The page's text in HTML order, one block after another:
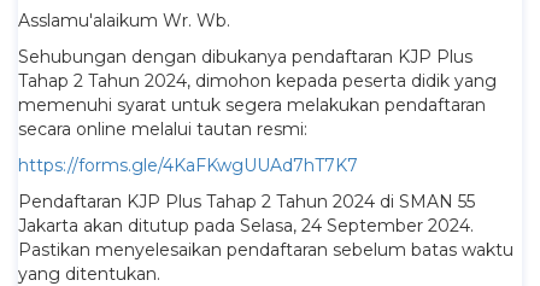
Asslamu'alaikum Wr. Wb.
Sehubungan dengan dibukanya pendaftaran KJP Plus
Tahap 2 Tahun 2024, dimohon kepada peserta didik yang
memenuhi syarat untuk segera melakukan pendaftaran
secara online melalui tautan resmi:
https://forms.gle/4KaFKwgUUAd7hT7K7
Pendaftaran KJP Plus Tahap 2 Tahun 2024 di SMAN 55
Jakarta akan ditutup pada Selasa, 24 September 2024.
Pastikan menyelesaikan pendaftaran sebelum batas waktu
yang ditentukan.